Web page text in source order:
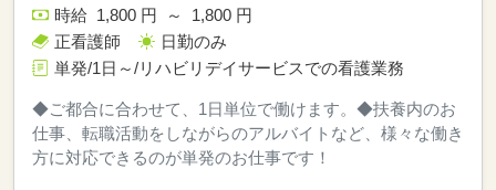
時給 1,800 円 ～ 1,800 円
正看護師
日勤のみ
単発/1日～/リハビリデイサービスでの看護業務
◆ご都合に合わせて、1日単位で働けます。◆扶養内のお
仕事、転職活動をしながらのアルバイトなど、様々な働き
方に対応できるのが単発のお仕事です！